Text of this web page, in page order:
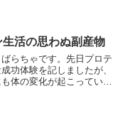
熱を出し...
生活の思わぬ副産物
らちゃです。先日プロテ
功体験を記しましたが、
体の変化が起こっていま